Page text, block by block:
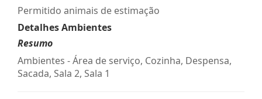
Permitido animais de estimação
Detalhes Ambientes
Resumo
Ambientes - Área de serviço, Cozinha, Despensa,
Sacada, Sala 2, Sala 1